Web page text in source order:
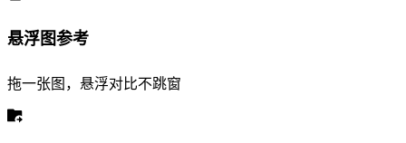
悬浮图参考
拖一张图，悬浮对比不跳窗